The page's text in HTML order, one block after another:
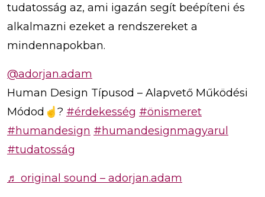
tudatosság az, ami igazán segít beépíteni és
alkalmazni ezeket a rendszereket a
mindennapokban.
@adorjan.adam
Human Design Típusod – Alapvető Működési
Módod☝️?️ #érdekesség #önismeret
#humandesign #humandesignmagyarul
#tudatosság
♬ original sound – adorjan.adam